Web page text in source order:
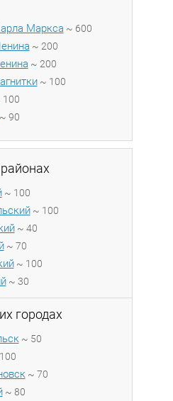
Маркса ~ 600
~ 200
~ 200
~ 100
100
~ 90
~ 100
~ 100
~ 40
~ 70
~ 100
~ 30
городах
~ 50
~ 70
~ 80